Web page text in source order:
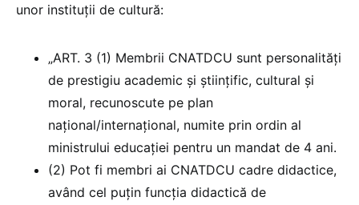
unor instituții de cultură:
„ART. 3 (1) Membrii CNATDCU sunt personalități
de prestigiu academic și științific, cultural și
moral, recunoscute pe plan
național/internațional, numite prin ordin al
ministrului educației pentru un mandat de 4 ani.
(2) Pot fi membri ai CNATDCU cadre didactice,
având cel puţin funcţia didactică de